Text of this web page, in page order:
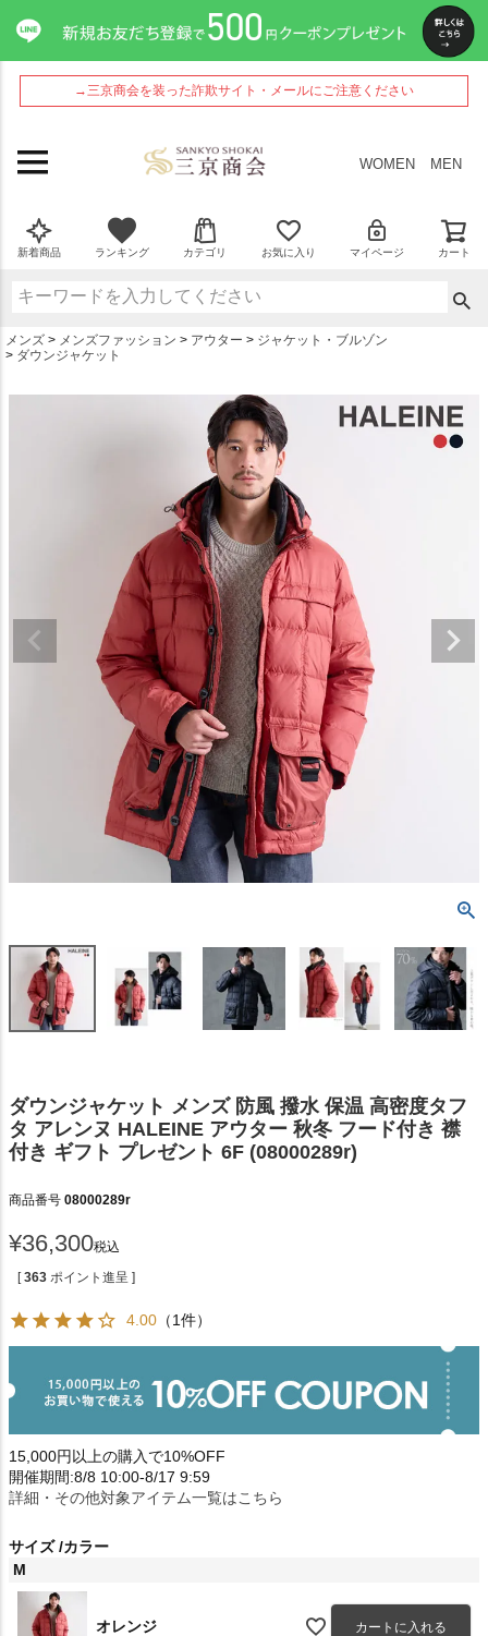
→三京商会を装った詐欺サイト・メールにご注意ください
WOMEN MEN
新着商品 ランキング カテゴリ お気に入り マイページ カート
メンズ メンズファッション アウター
ジャケット・ブルゾン
ダウンジャケット
ダウンジャケット メンズ 防風 撥水 保温 高密度タフ
タ アレンヌ HALEINE アウター 秋冬 フード付き 襟
付き ギフト プレゼント 6F (08000289r)
商品番号 08000289r
¥36,300税込
[ 363 ポイント進呈 ]
4.00 （1件）
15,000円以上の購入で10%OFF
開催期間:8/8 10:00-8/17 9:59
詳細・その他対象アイテム一覧はこちら
サイズ カラー
M
オレンジ カートに入れる
ペー
ジト
ップ
へ